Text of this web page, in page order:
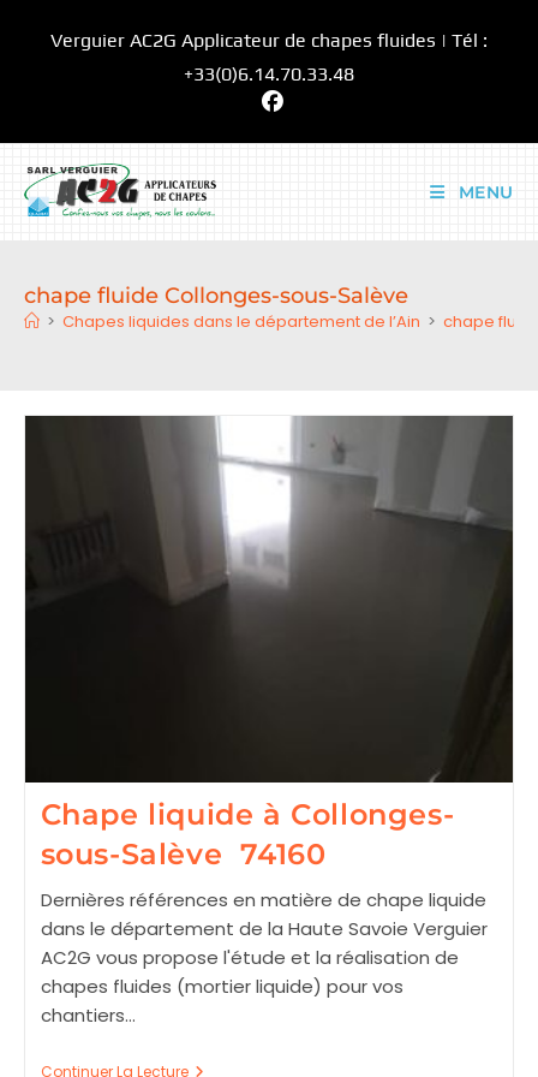
Verguier AC2G Applicateur de chapes fluides | Tél :
+33(0)6.14.70.33.48
MENU
chape fluide Collonges-sous-Salève
> Chapes liquides dans le département de l’Ain > chape
Chape liquide à Collonges-
sous-Salève 74160
Dernières références en matière de chape liquide
dans le département de la Haute Savoie Verguier
AC2G vous propose l'étude et la réalisation de
chapes fluides (mortier liquide) pour vos
chantiers…
Continuer La LectureChape